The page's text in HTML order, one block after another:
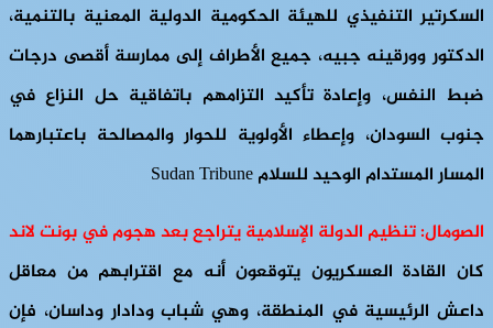
السكرتير التنفيذي للهيئة الحكومية الدولية المعنية بالتنمية،
الدكتور وورقينه جبيه، جميع الأطراف إلى ممارسة أقصى درجات
ضبط النفس، وإعادة تأكيد التزامهم باتفاقية حل النزاع في
جنوب السودان، وإعطاء الأولوية للحوار والمصالحة باعتبارهما
المسار المستدام الوحيد للسلام Sudan Tribune
الصومال: تنظيم الدولة الإسلامية يتراجع بعد هجوم في بونت لاند
كان القادة العسكريون يتوقعون أنه مع اقترابهم من معاقل
داعش الرئيسية في المنطقة، وهي شباب ودادار وداسان، فإن